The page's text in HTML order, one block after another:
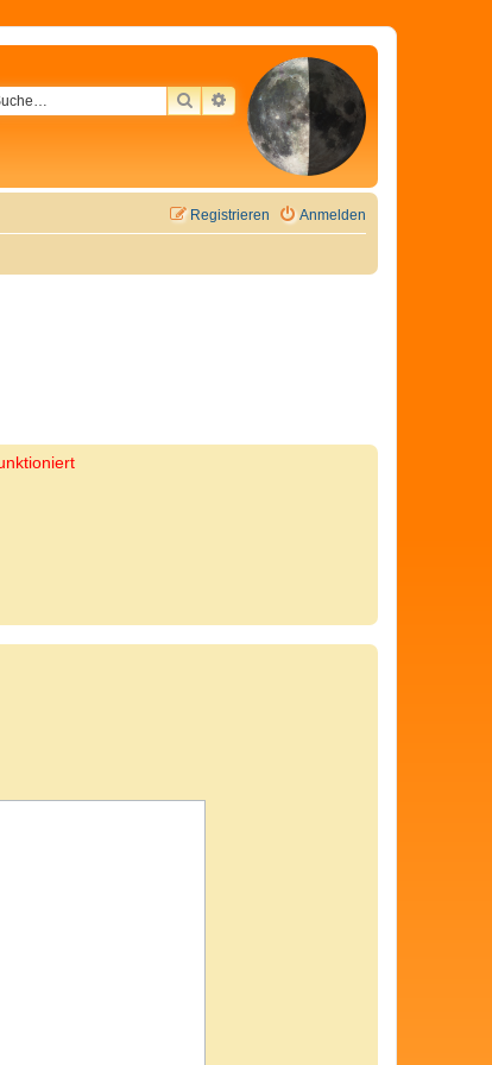
SUCHEERWEITERTE SUCHE
Anmelden
Registrieren